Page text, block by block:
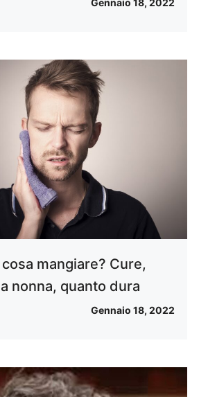
Gennaio 18, 2022
mangiare? Cure,
nonna, quanto dura
Gennaio 18, 2022